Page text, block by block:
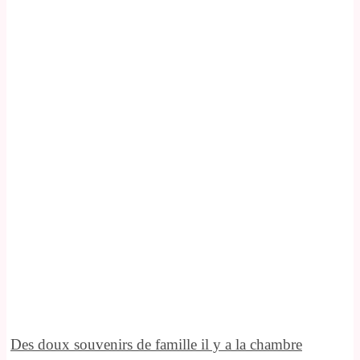
Des doux souvenirs de famille il y a la chambre